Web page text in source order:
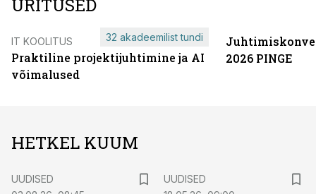
ÜRITUSED
IT KOOLITUS
Praktiline projektijuhtimine ja AI
võimalused
32 akadeemilist tundi
2026 PINGE
HETKEL KUUM
UUDISED
UUDISED